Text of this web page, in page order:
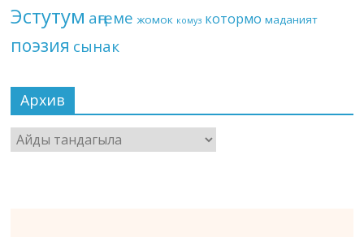
Эстутум аңгеме жомок комуз котормо маданият
поэзия сынак
Архив
Архив